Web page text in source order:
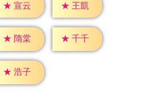
★ 宣云 ★ 王凱
★ 隋棠 ★ 千千
★ 浩子